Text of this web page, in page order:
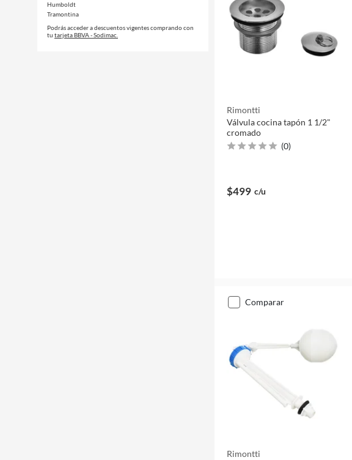
Humboldt
Tramontina
Podrás acceder a descuentos vigentes comprando con
tu tarjeta BBVA - Sodimac.
Rimontti
Válvula cocina tapón 1 1/2"
cromado
(0)
$499 c/u
comparar
Rimontti